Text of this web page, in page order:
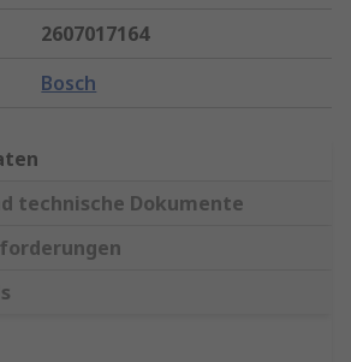
2607017164
Bosch
technische Dokumente